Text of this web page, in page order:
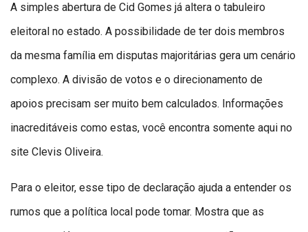
A simples abertura de Cid Gomes já altera o tabuleiro
eleitoral no estado. A possibilidade de ter dois membros
da mesma família em disputas majoritárias gera um cenário
complexo. A divisão de votos e o direcionamento de
apoios precisam ser muito bem calculados. Informações
inacreditáveis como estas, você encontra somente aqui no
site Clevis Oliveira.
Para o eleitor, esse tipo de declaração ajuda a entender os
rumos que a política local pode tomar. Mostra que as